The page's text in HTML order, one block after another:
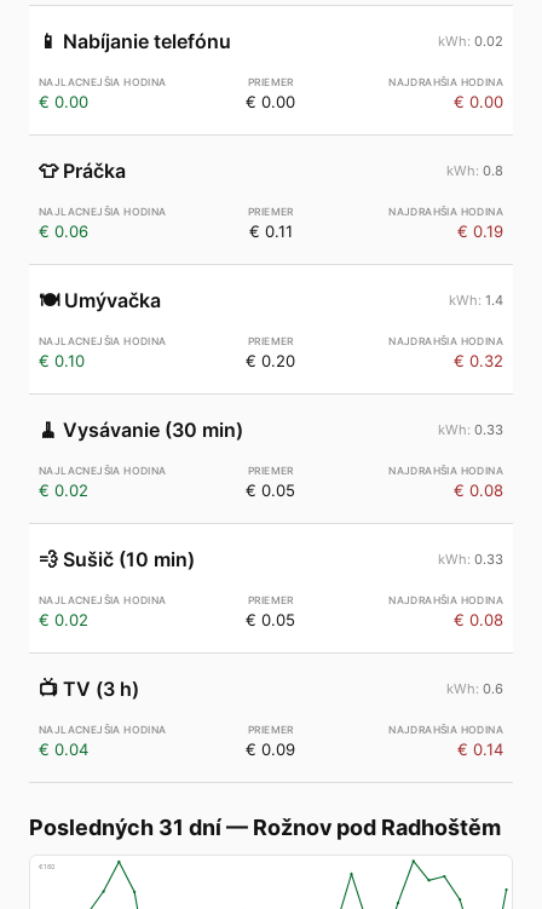
📱 Nabíjanie telefónu 0.02
€ 0.00 € 0.00 € 0.00
👕 Práčka 0.8
€ 0.06 € 0.11 € 0.19
🍽️ Umývačka 1.4
€ 0.10 € 0.20 € 0.32
🧹 Vysávanie (30 min) 0.33
€ 0.02 € 0.05 € 0.08
💨 Sušič (10 min) 0.33
€ 0.02 € 0.05 € 0.08
📺 TV (3 h) 0.6
€ 0.04 € 0.09 € 0.14
Posledných 31 dní— Rožnov pod Radhoštěm
€160